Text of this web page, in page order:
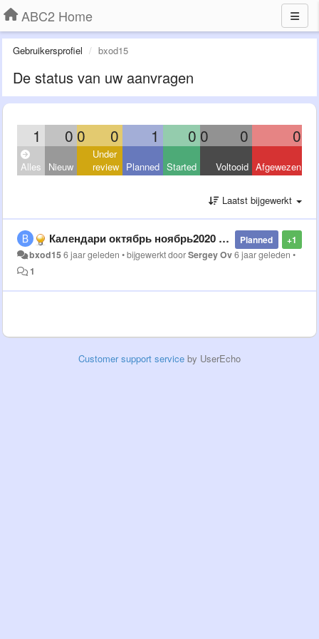
ABC2 Home
Gebruikersprofiel bxod15
De status van uw aanvragen
1 0 0 0 1 0 0 0 0
Alles Nieuw
Under
review Planned Started Voltooid Afgewezen
Laatst bijgewerkt
+1
Planned
Календари октябрь ноябрь2020 явная нестыковка,скорей всего вместо ноября разместили другой месяц.
bxod156 jaar geleden •bijgewerkt doorSergey Ov6 jaar geleden •
1
Customer support service by UserEcho